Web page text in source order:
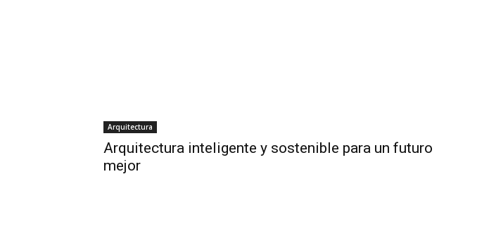
Arquitectura
Arquitectura inteligente y sostenible para un futuro
mejor